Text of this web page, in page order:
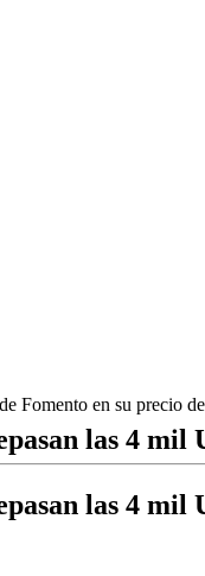
Fomento en su precio
las 4 mil